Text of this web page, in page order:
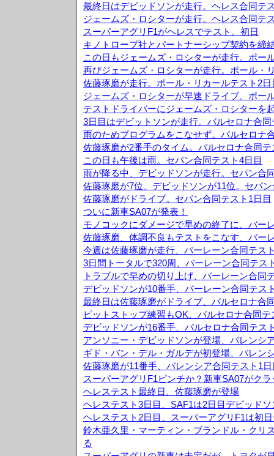
最終日はデビッドソンが走行。ヘレス合同テ
ジェームズ・ロシターが走行。ヘレス合同テ
スーパーアグリF1がヘレスでテスト。初日
キノトロープ社とパートナーシップ契約を締
この日もジェームズ・ロシターが走行。ポー
再びジェームズ・ロシターが走行。ポール・
佐藤琢磨が走行。ポール・リカールテスト2日
ジェームズ・ロシターが早速ドライブ。ポー
テストドライバーにジェームズ・ロシターを
3日目はデビットソンが走行。バルセロナ合
雨のためプログラムをこなせず。バルセロナ
佐藤琢磨が2番手のタイム。バルセロナ合同テ
この日も午後は雨。セパン合同テスト4日目
雨が降る中、デビッドソンが走行。セパン合
佐藤琢磨が7位、デビッドソンが11位。セパ
佐藤琢磨がドライブ。セパン合同テスト1日目
ついに新車SA07が発表！
モノコックにダメージで早めの終了に、バー
佐藤琢磨、体調不良もテストをこなす、バー
今週は佐藤琢磨が走行、バーレーン合同テス
3日間トータルで320周、バーレーン合同テス
トラブルで早めの切り上げ、バーレーン合同
デビッドソンが10番手、バーレーン合同テス
最終日は佐藤琢磨がドライブ、バルセロナ合
ピットストップ練習もOK、バルセロナ合同テ
デビッドソンが16番手、バルセロナ合同テス
アンソニー・デビッドソンが登場、バレンシ
ギド・バン・デル・ガルデが初登場、バレン
佐藤琢磨が11番手、バレンシア合同テスト1日
スーパーアグリF1ピンチか？新車SA07がク
ヘレステスト最終日、佐藤琢磨が登場
ヘレステスト3日目、SAF1は2日目デビッド
ヘレステスト2日目、スーパーアグリF1は初
鈴木亜久里・マーティン・ブランドル・クリ
る